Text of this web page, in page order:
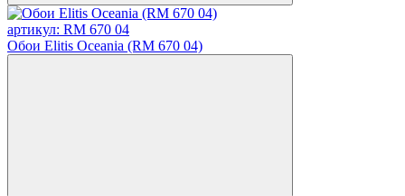
артикул: RM 670 04
Обои Elitis Oceania (RM 670 04)